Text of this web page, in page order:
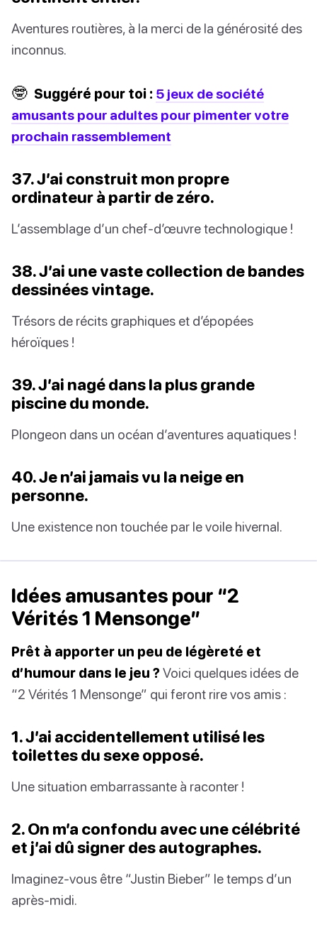
Aventures routières, à la merci de la générosité des
inconnus.
🤓 Suggéré pour toi : 5 jeux de société
amusants pour adultes pour pimenter votre
prochain rassemblement
37. J’ai construit mon propre
ordinateur à partir de zéro.
L’assemblage d’un chef-d’œuvre technologique !
38. J’ai une vaste collection de bandes
dessinées vintage.
Trésors de récits graphiques et d’épopées
héroïques !
39. J’ai nagé dans la plus grande
piscine du monde.
Plongeon dans un océan d’aventures aquatiques !
40. Je n’ai jamais vu la neige en
personne.
Une existence non touchée par le voile hivernal.
Idées amusantes pour “2
Vérités 1 Mensonge”
Prêt à apporter un peu de légèreté et
d’humour dans le jeu ?Voici quelques idées de
“2 Vérités 1 Mensonge” qui feront rire vos amis :
1. J’ai accidentellement utilisé les
toilettes du sexe opposé.
Une situation embarrassante à raconter !
2. On m’a confondu avec une célébrité
et j’ai dû signer des autographes.
Imaginez-vous être “Justin Bieber” le temps d’un
après-midi.